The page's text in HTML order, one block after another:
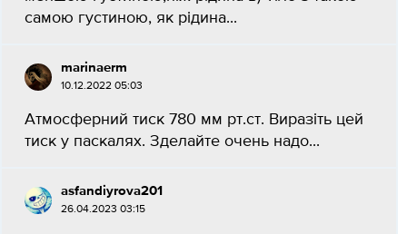
самою густиною, як рідина...
marinaerm
10.12.2022 05:03
Атмосферний тиск 780 мм рт.ст. Виразіть цей
тиск у паскалях. Зделайте очень надо...
asfandiyrova201
26.04.2023 03:15